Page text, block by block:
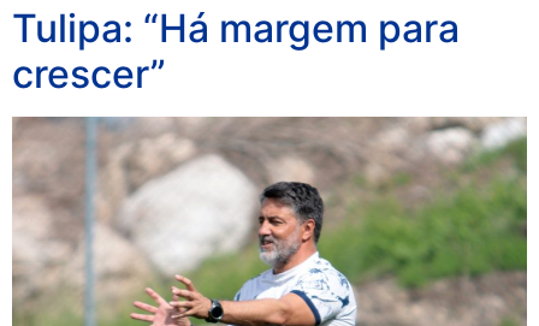
Tulipa: “Há margem para
crescer”